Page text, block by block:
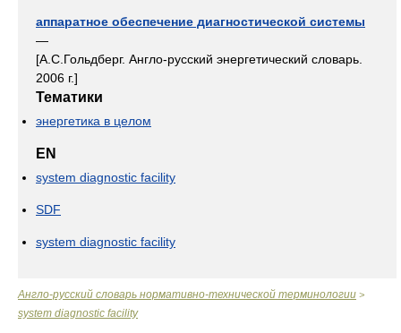
аппаратное обеспечение диагностической системы
—
[А.С.Гольдберг. Англо-русский энергетический словарь.
2006 г.]
Тематики
энергетика в целом
EN
system diagnostic facility
SDF
system diagnostic facility
Англо-русский словарь нормативно-технической терминологии >
system diagnostic facility